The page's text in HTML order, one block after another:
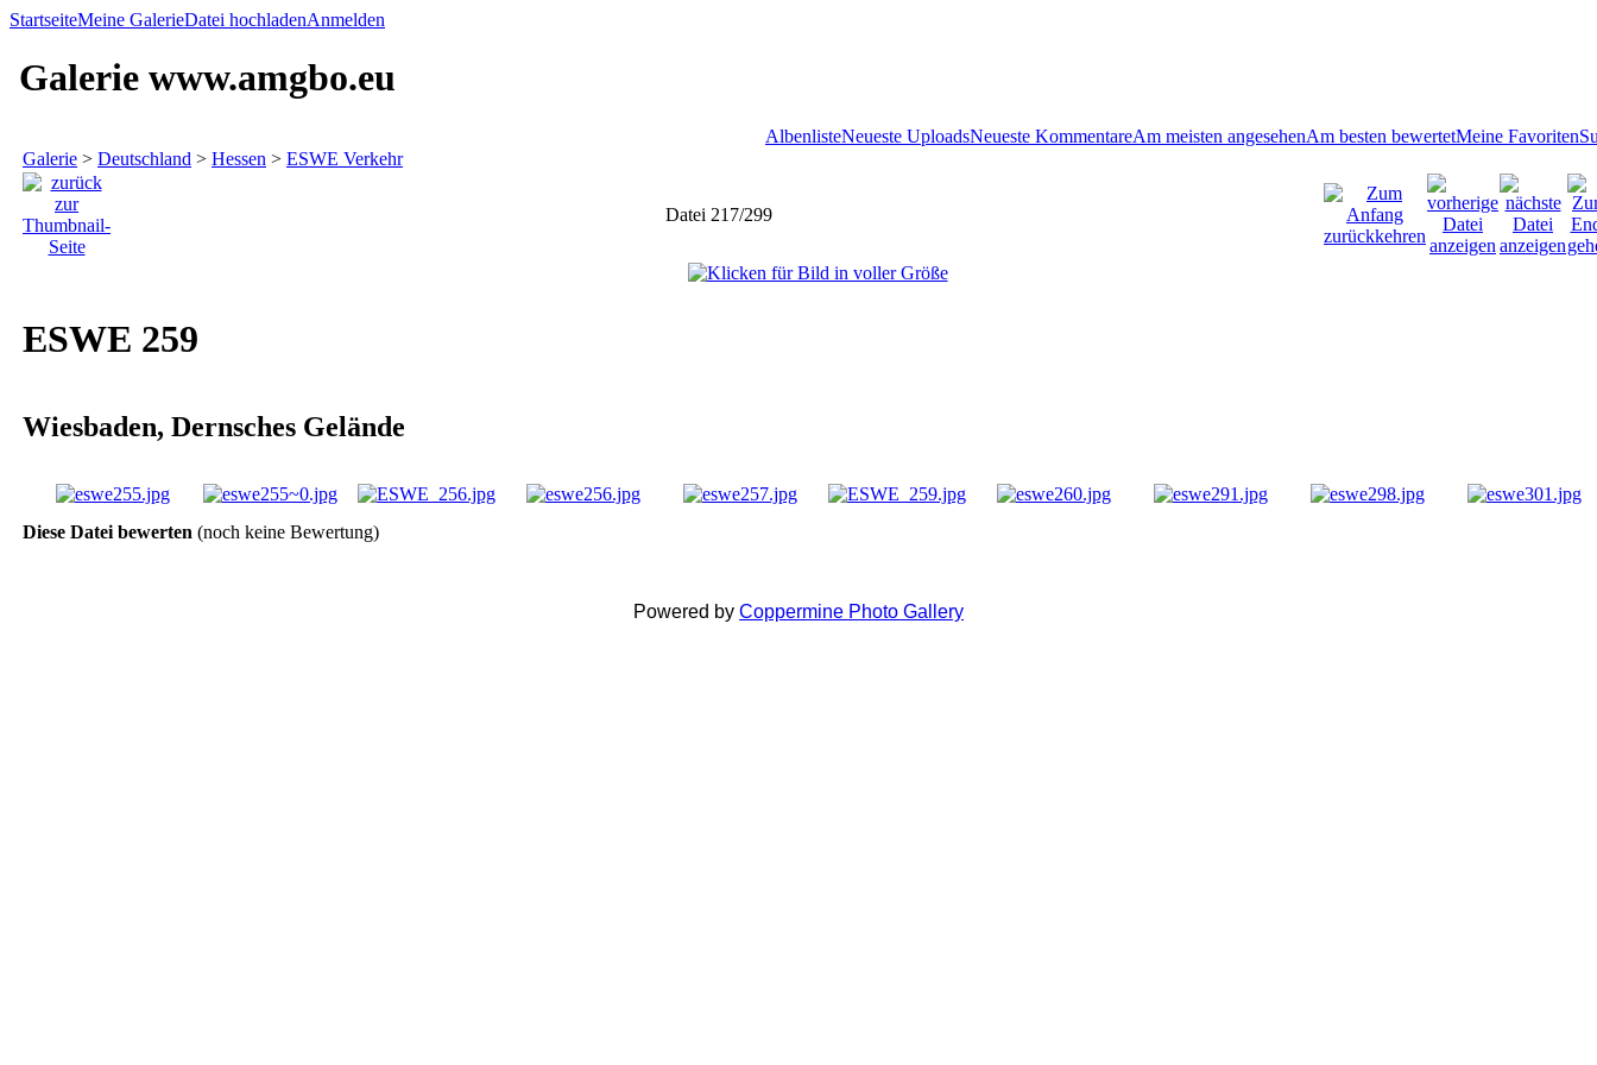
StartseiteMeine GalerieDatei hochladenAnmelden
Galerie www.amgbo.eu
AlbenlisteNeueste UploadsNeueste KommentareAm meisten angesehenAm besten bewertetMeine Favoriten
Galerie > Deutschland > Hessen > ESWE Verkehr
Datei 217/299
ESWE 259
Wiesbaden, Dernsches Gelände
Diese Datei bewerten (noch keine Bewertung)
Powered by Coppermine Photo Gallery